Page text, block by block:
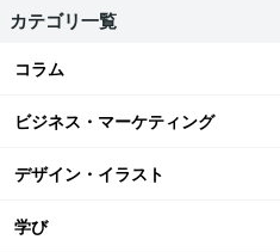
カテゴリ一覧
コラム
ビジネス・マーケティング
デザイン・イラスト
学び